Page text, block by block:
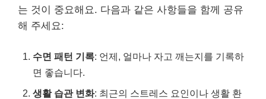
는 것이 중요해요. 다음과 같은 사항들을 함께 공유
해 주세요:
수면 패턴 기록: 언제, 얼마나 자고 깨는지를 기록하
면 좋습니다.
생활 습관 변화: 최근의 스트레스 요인이나 생활 환